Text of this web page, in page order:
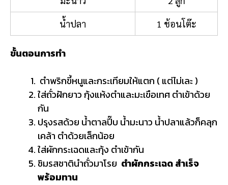
น้ำปลา
1 ช้อนโต๊ะ
ขั้นตอนการทำ
ตำพริกขี้หนูและกระเทียมให้แตก ( แต่ไม่เละ )
ใส่ถั่วฝักยาว กุ้งแห้งตำและมะเขือเทศ ตำเข้าด้วย
กัน
ปรุงรสด้วย น้ำตาลปี๊บ น้ำมะนาว น้ำปลาแล้วก็คลุก
เคล้า ตำด้วยเล็กน้อย
ใส่ผักกระเฉดและกุ้ง ตำเข้ากัน
ชิมรสชาตินำถั่วมาโรย ตำผักกระเฉดสำเร็จ
พร้อมทาน